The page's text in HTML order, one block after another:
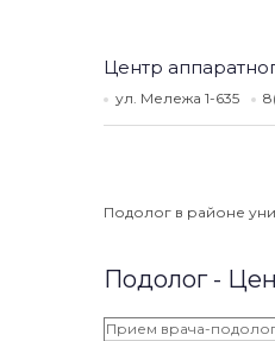
Центр
ул. Мележа 1-635
Подолог в районе
Подолог -
Прием врача-